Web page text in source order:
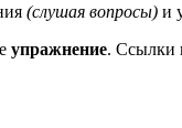
(слушая вопросы) и
упражнение. Ссылки